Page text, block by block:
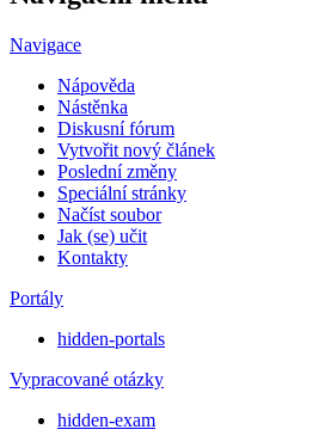
Navigace
Nápověda
Nástěnka
Diskusní fórum
Vytvořit nový článek
Poslední změny
Speciální stránky
Načíst soubor
Jak (se) učit
Kontakty
Portály
hidden-portals
Vypracované otázky
hidden-exam